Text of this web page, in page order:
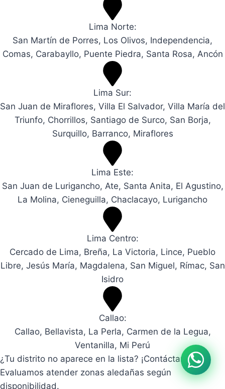
Lima Norte:
San Martín de Porres, Los Olivos, Independencia,
Comas, Carabayllo, Puente Piedra, Santa Rosa, Ancón
Lima Sur:
San Juan de Miraflores, Villa El Salvador, Villa María del
Triunfo, Chorrillos, Santiago de Surco, San Borja,
Surquillo, Barranco, Miraflores
Lima Este:
San Juan de Lurigancho, Ate, Santa Anita, El Agustino,
La Molina, Cieneguilla, Chaclacayo, Lurigancho
Lima Centro:
Cercado de Lima, Breña, La Victoria, Lince, Pueblo
Libre, Jesús María, Magdalena, San Miguel, Rímac, San
Isidro
Callao:
Callao, Bellavista, La Perla, Carmen de la Legua,
Ventanilla, Mi Perú
¿Tu distrito no aparece en la lista? ¡Contáctanos!
Evaluamos atender zonas aledañas según
disponibilidad.